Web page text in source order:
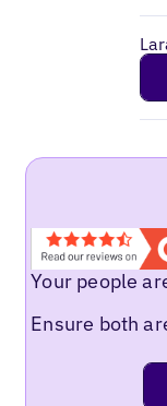
Your people
Ensure both